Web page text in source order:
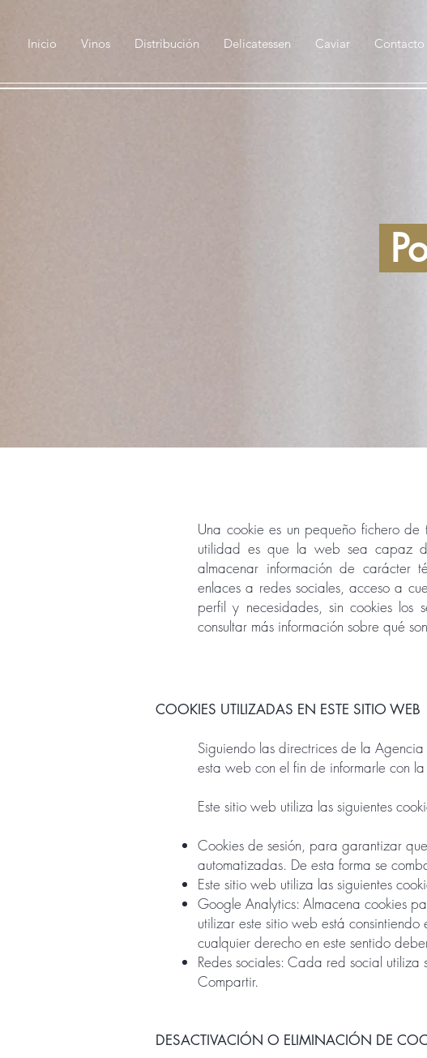
Inicio Vinos Distribución Delicatessen Caviar Contacto
Una cookie es un pequeño fichero
utilidad es que la web sea capaz
almacenar información de carácter
enlaces a redes sociales, acceso a
perfil y necesidades, sin cookies los
consultar más información sobre qué
COOKIES UTILIZADAS EN ESTE SITIO WEB
Siguiendo las directrices de la
esta web con el fin de informarle con
Este sitio web utiliza las siguientes
Cookies de sesión, para garantizar
automatizadas. De esta forma se
Este sitio web utiliza las siguientes
Google Analytics: Almacena cookies
utilizar este sitio web está
cualquier derecho en este sentido
Redes sociales: Cada red social
Compartir.
DESACTIVACIÓN O ELIMINACIÓN DE